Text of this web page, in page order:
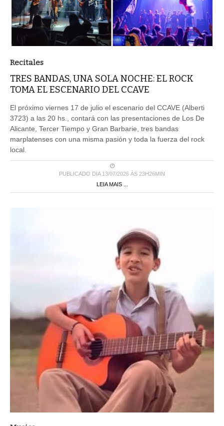
Recitales
TRES BANDAS, UNA SOLA NOCHE: EL ROCK
TOMA EL ESCENARIO DEL CCAVE
El próximo viernes 17 de julio el escenario del CCAVE (Alberti
3723) a las 20 hs., contará con las presentaciones de Los De
Alicante, Tercer Tiempo y Gran Barbarie, tres bandas
marplatenses con una misma pasión y toda la fuerza del rock
local.
PUBLICADO DIA 13/07/2026 ÀS 23H26MIN
LEIA MAIS ...